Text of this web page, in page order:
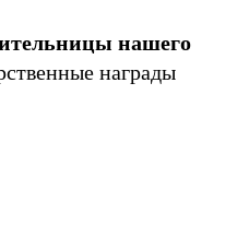
нашего
награды